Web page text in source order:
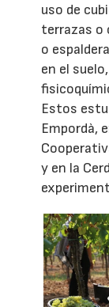
uso de
terrazas o
o
en el
Estos
Empordà,
y en la